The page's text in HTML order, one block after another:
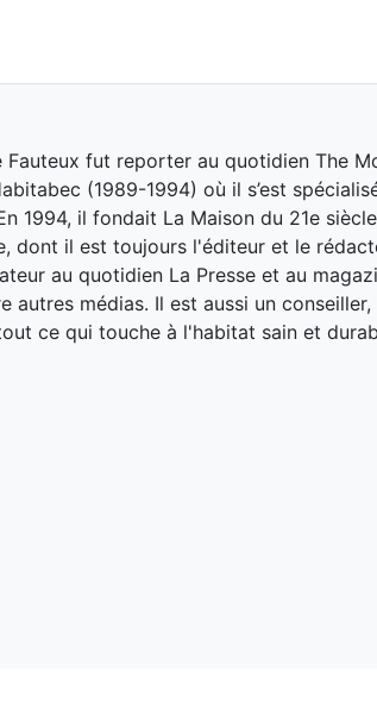
fut reporter au quotidien The
(1989-1994) où il s’est
1994, il fondait La Maison du 21e
dont il est toujours l'éditeur et le
au quotidien La Presse et au
autres médias. Il est aussi un
ce qui touche à l'habitat sain et